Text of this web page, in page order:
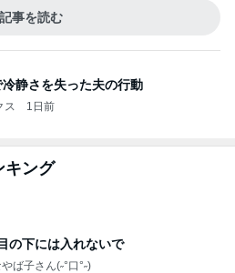
記事を読む
静さを失った夫の行動
ス 1日前
キング
の下には入れないで
ば子さん(˶°口°˶)